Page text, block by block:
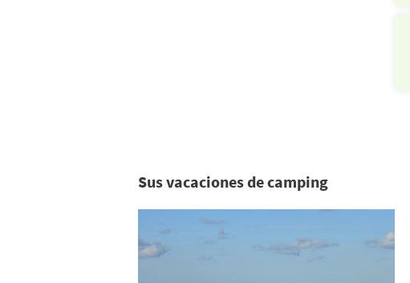
Sus vacaciones de camping